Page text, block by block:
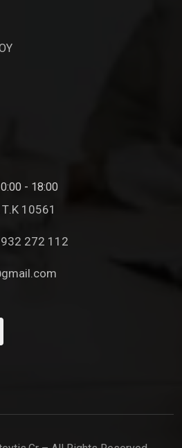
- 18:00
10561
272 112